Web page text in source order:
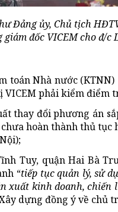
Đảng ủy, Chủ tịch
đốc VICEM cho đ/
toán Nhà nước
VICEM phải kiểm điểm
thay đổi phương án
hoàn thành thủ
Tuy, quận Hai Bà
“tiếp tục quản lý, sử
xuất kinh doanh,
dựng đồng ý về chủ